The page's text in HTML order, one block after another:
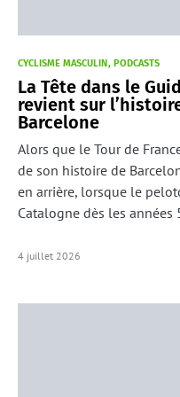
CYCLISME MASCULIN PODCASTS
La Tête dans le
revient sur
Barcelone
Alors que le Tour de
de son histoire de
en arrière, lorsque le
Catalogne dès les années
4 juillet 2026